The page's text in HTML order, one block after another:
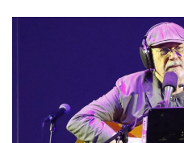
TELESERIES
ACTUALIDAD Y TENDENCIAS